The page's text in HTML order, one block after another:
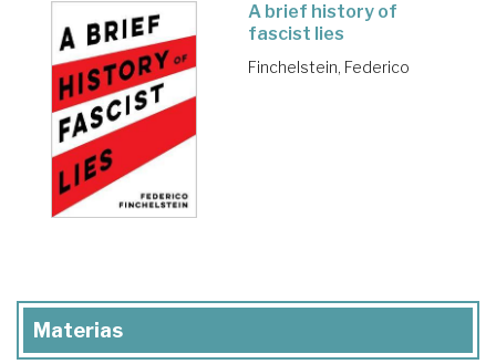
A brief history of
fascist lies
Finchelstein, Federico
Materias